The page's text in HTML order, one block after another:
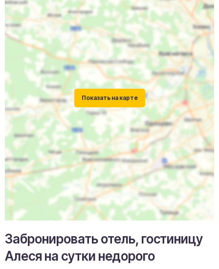
Забронировать отель, гостиницу
Алеся на сутки недорого